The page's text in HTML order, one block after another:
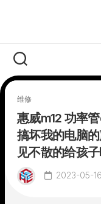
维修
惠威m12 功率
搞坏我的电脑
见不散的给孩
2023-05-16